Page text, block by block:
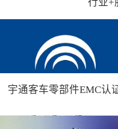
宇通客车零部件EMC认